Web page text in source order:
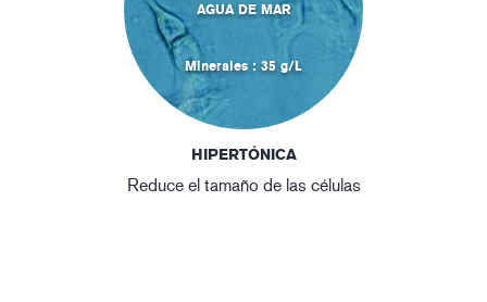
AGUA DE MAR
Minerales : 35 g/L
HIPERTÓNICA
Reduce el tamaño de las células